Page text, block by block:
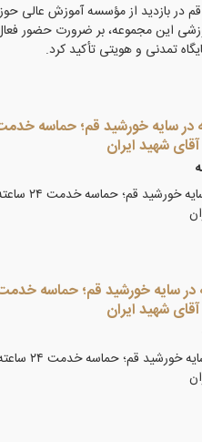
قم در بازدید از مؤسسه آموزش عالی
این مجموعه، بر ضرورت حضور
تمدنی و هویتی تأکید کرد.
شهید ایران
گزارش تصویری ۵ /
شهید ایران
گزارش تصویری ۴ /